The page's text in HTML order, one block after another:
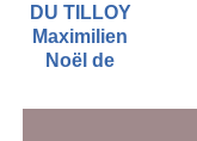
DU TILLOY
Maximilien
Noël de